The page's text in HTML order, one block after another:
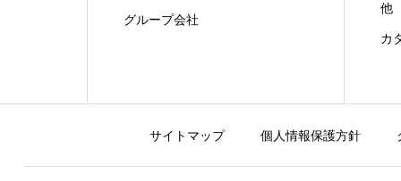
グループ会社
他
カ
サイトマップ 個人情報保護方針